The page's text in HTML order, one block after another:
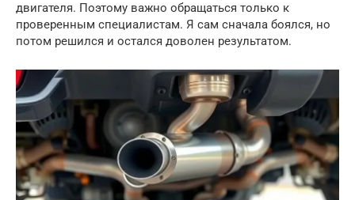
двигателя. Поэтому важно обращаться только к
проверенным специалистам. Я сам сначала боялся, но
потом решился и остался доволен результатом.